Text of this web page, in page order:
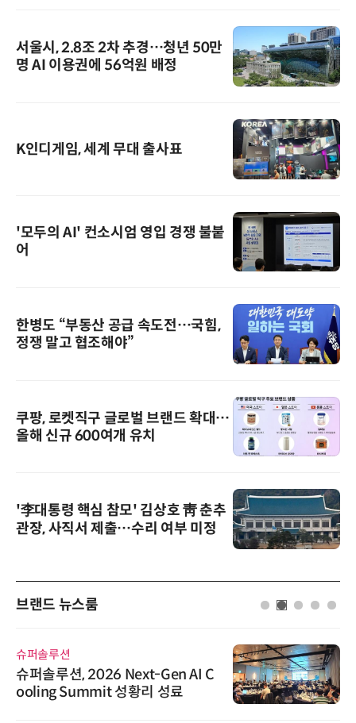
서울시, 2.8조 2차 추경…청년 50만
명 AI 이용권에 56억원 배정
K인디게임, 세계 무대 출사표
'모두의 AI' 컨소시엄 영입 경쟁 불붙
어
한병도 “부동산 공급 속도전…국힘,
정쟁 말고 협조해야”
쿠팡, 로켓직구 글로벌 브랜드 확대…
올해 신규 600여개 유치
'李대통령 핵심 참모' 김상호 靑 춘추
관장, 사직서 제출…수리 여부 미정
브랜드 뉴스룸
슈퍼솔루션
슈퍼솔루션, 2026 Next-Gen AI C
ooling Summit 성황리 성료